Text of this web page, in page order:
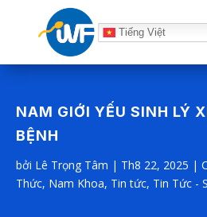
Tiếng Việt
NAM GIỚI YẾU SINH LÝ
BỆNH
bởi Lê Trọng Tâm | Th8 22, 2025 |
Thức, Nam Khoa, Tin tức, Tin Tức -